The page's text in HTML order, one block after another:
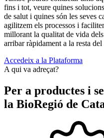
fins i tot, veure quines
de salut i quines són les seves
agilitzem els processos i
millorant la qualitat de vida
arribar ràpidament a la resta del
Accedeix a la Plataforma
A qui va adreçat?
Per a productes i
la BioRegió de